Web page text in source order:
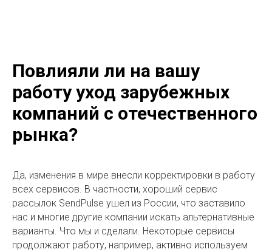
Повлияли ли на вашу
работу уход зарубежных
компаний с отечественного
рынка?
Да, изменения в мире внесли корректировки в работу
всех сервисов. В частности, хороший сервис
рассылок SendPulse ушел из России, что заставило
нас и многие другие компании искать альтернативные
варианты. Что мы и сделали. Некоторые сервисы
продолжают работу, например, активно используем